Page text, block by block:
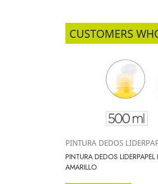
CUSTOMERS
Vista
PINTURA DEDOS
PINTURA DEDOS
AMARILLO